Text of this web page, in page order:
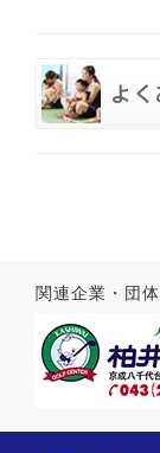
関連企業・団体